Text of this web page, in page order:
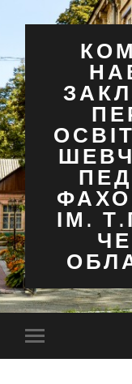
ІМ.
Перемкнути
мобільне